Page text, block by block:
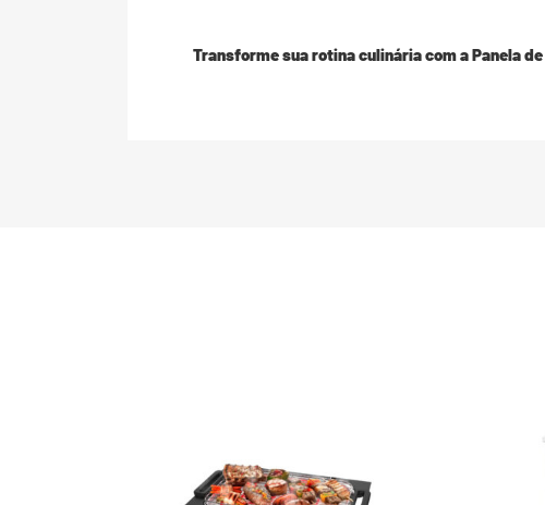
Transforme sua rotina culinária com a Panela